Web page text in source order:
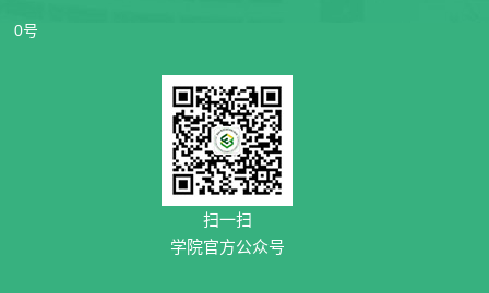
0号
扫一扫
学院官方公众号